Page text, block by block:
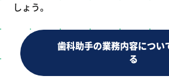
しょう。
歯科助手の業務内容につい
る